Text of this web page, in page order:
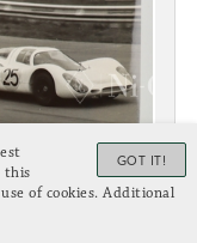
GOT IT!
this
of cookies. Additional